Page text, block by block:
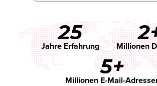
25
Jahre Erfahrung Millionen
5+
Millionen E-Mail-